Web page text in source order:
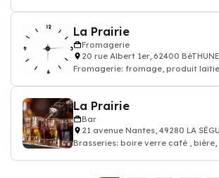
La Prairie
Fromagerie
20 rue Albert 1er, 62400 BéTHUNE
Fromagerie: fromage, produit
La Prairie
Bar
21 avenue Nantes, 49280 LA
Brasseries: boire